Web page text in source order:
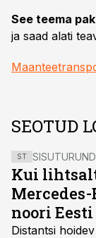
See teema
ja saad alati
SEOTUD
ST
Kui
noori
Distantsi